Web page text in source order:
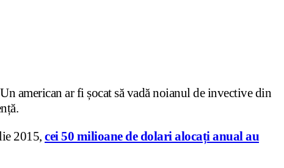
american ar fi șocat să vadă noianul de invective din
2015, cei 50 milioane de dolari alocați anual au